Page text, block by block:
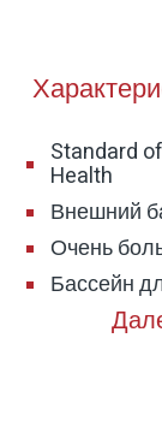
Standard
Health
Внешний
Очень
Бассейн